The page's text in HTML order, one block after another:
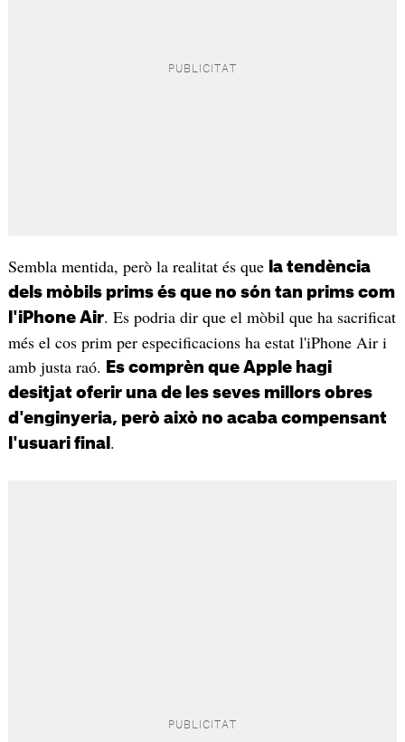
Sembla mentida, però la realitat és que la tendència
dels mòbils prims és que no són tan prims com
l'iPhone Air. Es podria dir que el mòbil que ha sacrificat
més el cos prim per especificacions ha estat l'iPhone Air i
amb justa raó.
Es comprèn que Apple hagi
desitjat oferir una de les seves millors obres
d'enginyeria, però això no acaba compensant
l'usuari final .